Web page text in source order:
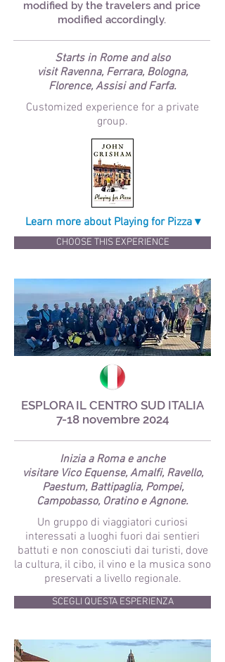
modified by the travelers and price
modified accordingly.
Starts in Rome and also
visitRavenna, Ferrara, Bologna,
Florence, Assisi and Farfa.
Customized experience for a private
group.
Learn more about Playing for Pizza ▾
CHOOSE THIS EXPERIENCE
ESPLORA IL CENTRO SUD ITALIA
7-18 novembre 2024
Inizia a Roma e anche
visitare Vico Equense, Amalfi, Ravello,
Paestum, Battipaglia, Pompei,
Campobasso, Oratino e Agnone.
Un gruppo di viaggiatori curiosi
interessati a luoghi fuori dai sentieri
battuti e non conosciuti dai turisti, dove
la cultura, il cibo, il vino e la musica sono
preservati a livello regionale.
SCEGLI QUESTA ESPERIENZA